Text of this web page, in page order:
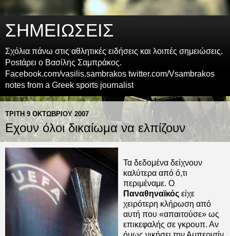
ΣΗΜΕΙΩΣΕΙΣ
Σχόλια πάνω στις αθλητικές ειδήσεις και λοιπές σημειώσεις.
Postάρει ο Βασίλης Σαμπράκος.
Facebook.com/vasilis.sambrakos twitter.com/Vsambrakos
notes from a Greek sports journalist
ΤΡΊΤΗ 9 ΟΚΤΩΒΡΊΟΥ 2007
Εχουν όλοι δικαίωμα να ελπίζουν
Τα δεδομένα δείχνουν
καλύτερα από ό,τι
περιμέναμε. Ο
Παναθηναϊκός είχε
χειρότερη κλήρωση από
αυτή που «απαιτούσε» ως
επικεφαλής σε γκρουπ. Αν